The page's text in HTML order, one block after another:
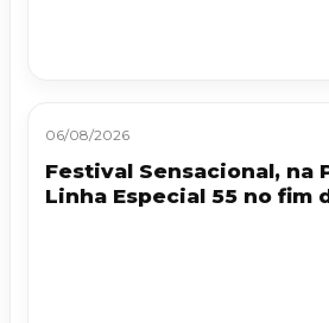
06/08/2026
Festival Sensacional, na
Linha Especial 55 no fim